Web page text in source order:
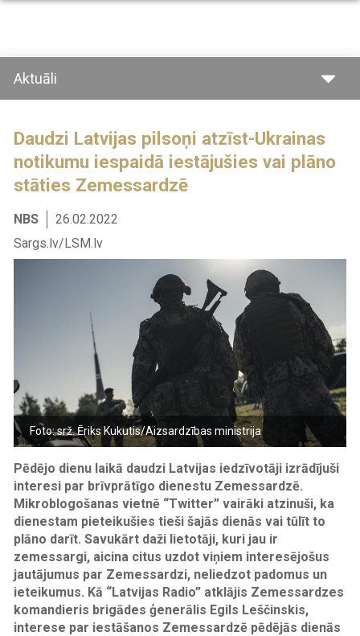
Pārlekt
saturu
Aktuāli
Daudzi Latvijas pilsoņi atzīst-Ukrainas
notikumu iespaidā iestājušies vai plāno
stāties Zemessardzē
NBS
26.02.2022
Sargs.lv/LSM.lv
Foto: srž. Ēriks Kukutis/Aizsardzības ministrija
Pēdējo dienu laikā daudzi Latvijas iedzīvotāji izrādījuši
interesi par brīvprātīgo dienestu Zemessardzē.
Mikroblogošanas vietnē “Twitter” vairāki atzinuši, ka
dienestam pieteikušies tieši šajās dienās vai tūlīt to
plāno darīt. Savukārt daži lietotāji, kuri jau ir
zemessargi, aicina citus uzdot viņiem interesējošus
jautājumus par Zemessardzi, neliedzot padomus un
ieteikumus. Kā “Latvijas Radio” atklājis Zemessardzes
komandieris brigādes ģenerālis Egils Leščinskis,
interese par iestāšanos Zemessardzē pēdējās dienās